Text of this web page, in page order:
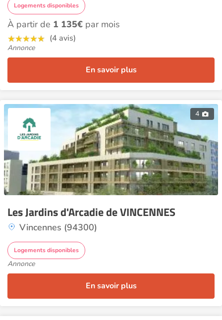
Logements disponibles
À partir de 1 135€ par mois
(4 avis)
Annonce
En savoir plus
4
Les Jardins d'Arcadie de VINCENNES
Vincennes (94300)
Logements disponibles
Annonce
En savoir plus